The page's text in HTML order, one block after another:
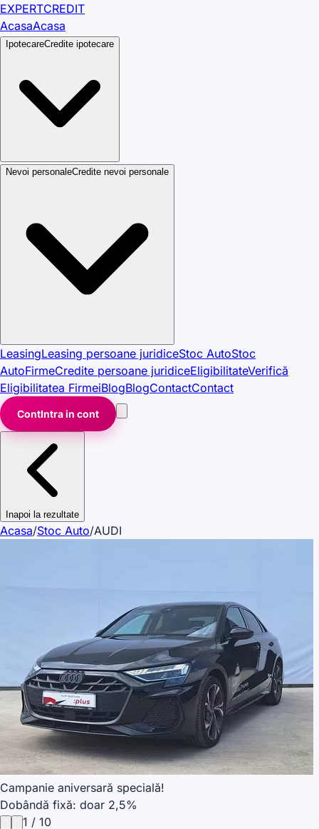
EXPERTCREDIT
AcasaAcasa
IpotecareCredite ipotecare
Nevoi personaleCredite nevoi personale
LeasingLeasing persoane juridiceStoc AutoStoc
AutoFirmeCredite persoane juridiceEligibilitateVerifică
Eligibilitatea FirmeiBlogBlogContactContact
ContIntra in cont
Inapoi la rezultate
Acasa/Stoc Auto/AUDI
Campanie aniversară specială!
Dobândă fixă: doar 2,5%
1 / 10